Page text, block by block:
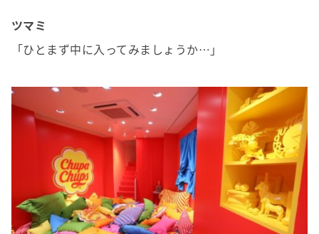
ツマミ
「ひとまず中に入ってみましょうか…」